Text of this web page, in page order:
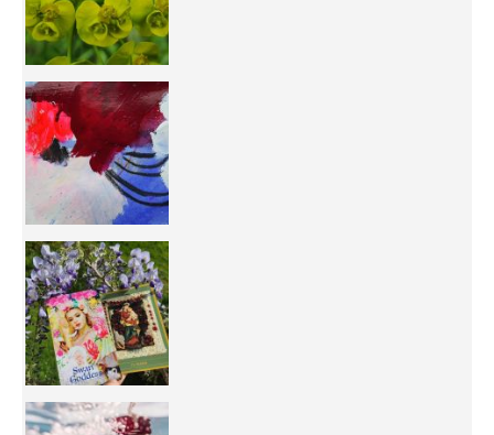
50/50 OR 100/100 ? The day after Ascension, w